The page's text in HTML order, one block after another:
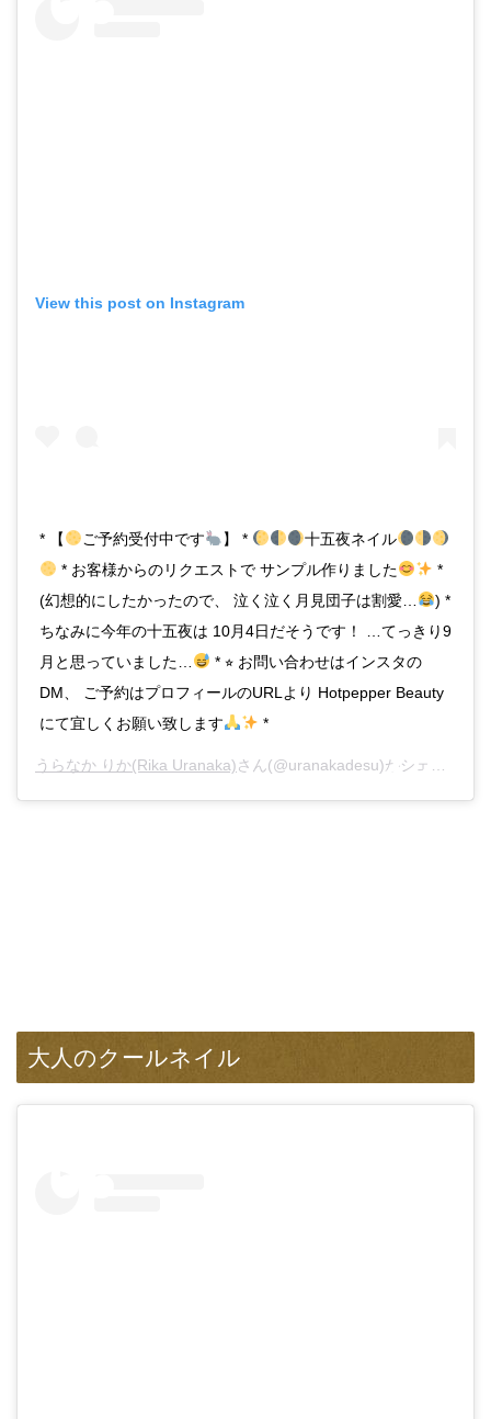
View this post on Instagram
* 【 ご予約受付中です 】 *
十五夜ネイル
* お客様からのリクエストで サンプル作りました
*
(幻想的にしたかったので、 泣く泣く月見団子は割愛…
) *
ちなみに今年の十五夜は 10月4日だそうです！ …てっきり9
月と思っていました…
* ⭐︎ お問い合わせはインスタの
DM、 ご予約はプロフィールのURLより Hotpepper Beauty
にて宜しくお願い致します
*
うらなか りか(Rika Uranaka)さん(@uranakadesu)がシェアした投稿 –
大人のクールネイル